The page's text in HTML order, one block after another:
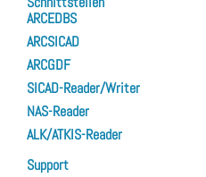
ARCEDBS
ARCSICAD
ARCGDF
SICAD-Reader/Writer
NAS-Reader
ALK/ATKIS-Reader
Support